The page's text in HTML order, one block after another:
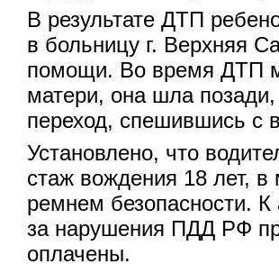
В результате ДТП
в больницу г. Верхняя
помощи. Во время ДТП
матери, она шла
переход, спешившись с
Установлено, что
стаж вождения 18 лет,
ремнем безопасности. К
за нарушения ПДД РФ
оплачены.